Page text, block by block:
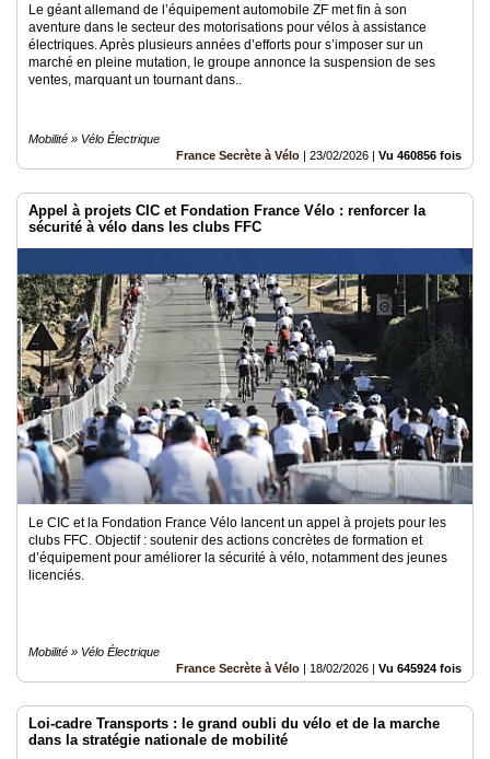
Le géant allemand de l’équipement automobile ZF met fin à son
aventure dans le secteur des motorisations pour vélos à assistance
électriques. Après plusieurs années d’efforts pour s’imposer sur un
marché en pleine mutation, le groupe annonce la suspension de ses
ventes, marquant un tournant dans..
Mobilité » Vélo Électrique
France Secrète à Vélo | 23/02/2026 | Vu 460856 fois
Appel à projets CIC et Fondation France Vélo : renforcer la
sécurité à vélo dans les clubs FFC
Le CIC et la Fondation France Vélo lancent un appel à projets pour les
clubs FFC. Objectif : soutenir des actions concrètes de formation et
d’équipement pour améliorer la sécurité à vélo, notamment des jeunes
licenciés.
Mobilité » Vélo Électrique
France Secrète à Vélo | 18/02/2026 | Vu 645924 fois
Loi-cadre Transports : le grand oubli du vélo et de la marche
dans la stratégie nationale de mobilité